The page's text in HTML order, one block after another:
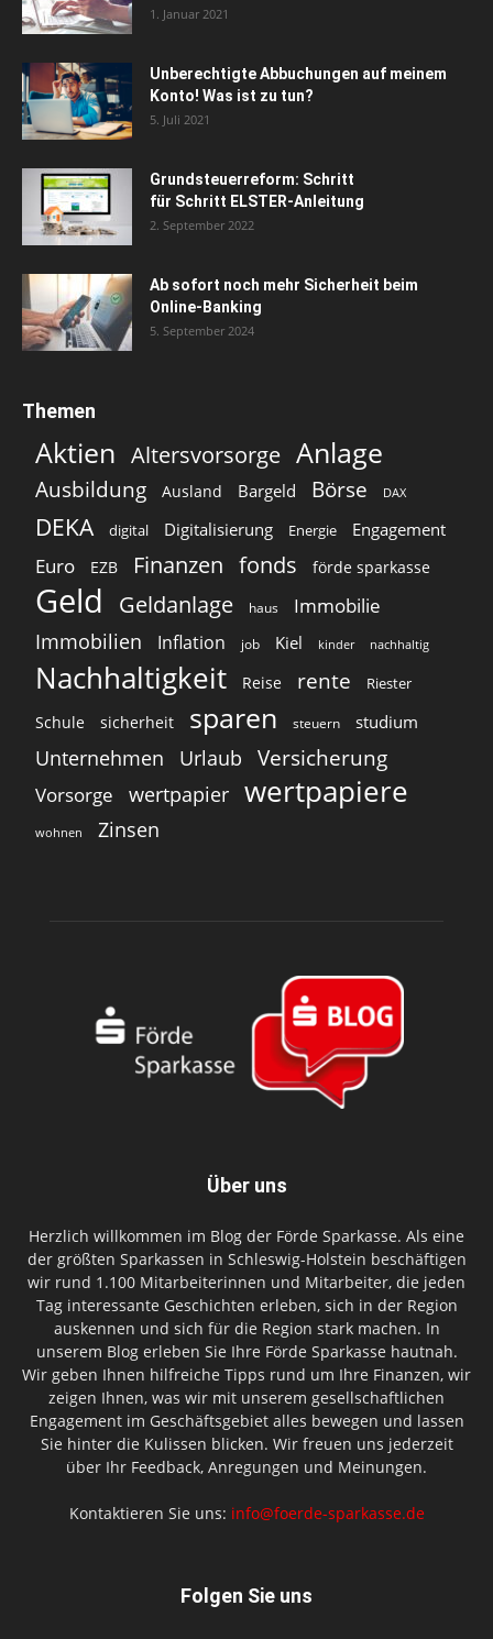
1. Januar 2021
Unberechtigte Abbuchungen auf meinem
Konto! Was ist zu tun?
5. Juli 2021
Grundsteuerreform: Schritt
für Schritt ELSTER-Anleitung
2. September 2022
Ab sofort noch mehr Sicherheit beim
Online-Banking
5. September 2024
Themen
Aktien Altersvorsorge Anlage
Ausbildung Ausland Bargeld Börse DAX
DEKA digital Digitalisierung Energie Engagement
Euro EZB Finanzen fonds förde sparkasse
Geld Geldanlage haus Immobilie
Immobilien Inflation job Kiel kinder nachhaltig
Nachhaltigkeit Reise rente Riester
Schule sicherheit sparen steuern studium
Unternehmen Urlaub Versicherung
Vorsorge wertpapier wertpapiere
wohnen Zinsen
Über uns
Herzlich willkommen im Blog der Förde Sparkasse. Als eine
der größten Sparkassen in Schleswig-Holstein beschäftigen
wir rund 1.100 Mitarbeiterinnen und Mitarbeiter, die jeden
Tag interessante Geschichten erleben, sich in der Region
auskennen und sich für die Region stark machen. In
unserem Blog erleben Sie Ihre Förde Sparkasse hautnah.
Wir geben Ihnen hilfreiche Tipps rund um Ihre Finanzen, wir
zeigen Ihnen, was wir mit unserem gesellschaftlichen
Engagement im Geschäftsgebiet alles bewegen und lassen
Sie hinter die Kulissen blicken. Wir freuen uns jederzeit
über Ihr Feedback, Anregungen und Meinungen.
Kontaktieren Sie uns: info@foerde-sparkasse.de
Folgen Sie uns